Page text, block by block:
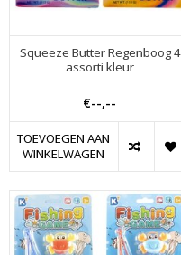
Squeeze Butter Regenboog 4
assorti kleur
€--,--
TOEVOEGEN AAN
WINKELWAGEN